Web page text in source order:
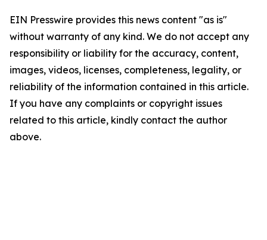
EIN Presswire provides this news content "as is"
without warranty of any kind. We do not accept any
responsibility or liability for the accuracy, content,
images, videos, licenses, completeness, legality, or
reliability of the information contained in this article.
If you have any complaints or copyright issues
related to this article, kindly contact the author
above.